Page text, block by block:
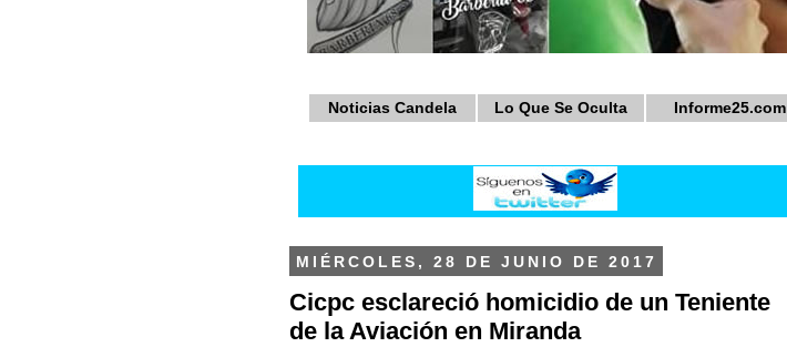
Noticias Candela Lo Que Se Oculta Informe25.com
MIÉRCOLES, 28 DE JUNIO DE 2017
Cicpc esclareció homicidio de un Teniente
de la Aviación en Miranda